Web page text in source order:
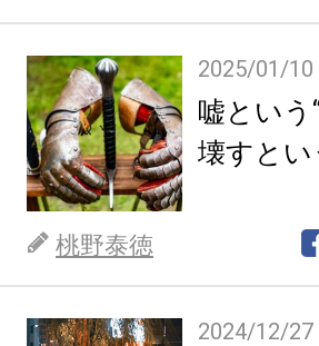
2025/01/10
嘘という
壊すとい
桃野泰徳
2024/12/27